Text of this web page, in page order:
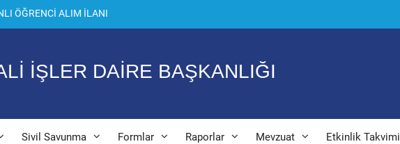
ÖĞRENCİ ALIM İLANI
İŞLER DAİRE BAŞKANLIĞI
Sivil Savunma Formlar Raporlar Mevzuat Etkinlik Takvimi